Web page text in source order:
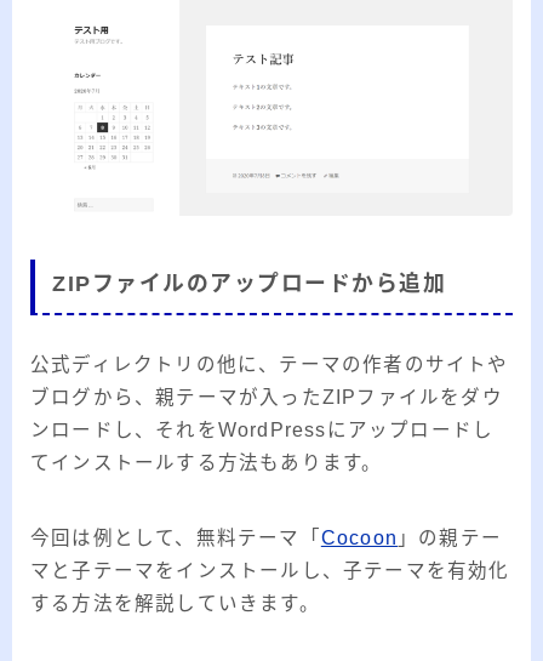
ZIPファイルのアップロードから追加
公式ディレクトリの他に、テーマの作者のサイトや
ブログから、親テーマが入ったZIPファイルをダウ
ンロードし、それをWordPressにアップロードし
てインストールする方法もあります。
今回は例として、無料テーマ「 Cocoon 」の親テー
マと子テーマをインストールし、子テーマを有効化
する方法を解説していきます。